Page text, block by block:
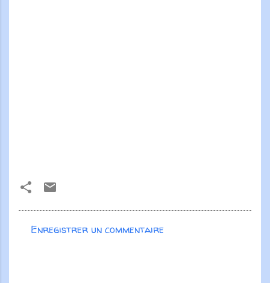
C
Enregistrer un commentaire